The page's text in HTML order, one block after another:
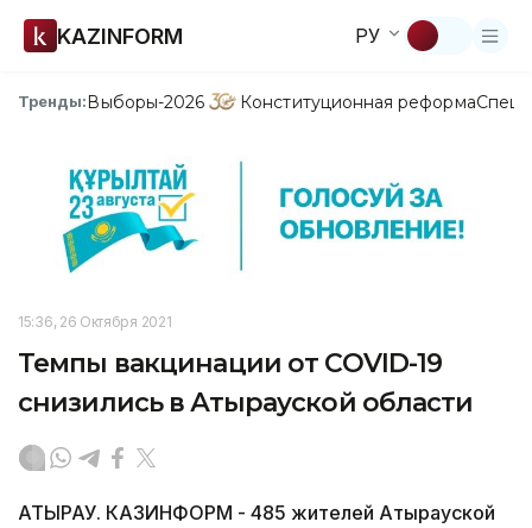
KAZINFORM РУ
Тренды:Выборы-2026 Конституционная реформа
15:36, 26 Октября 2021
Темпы вакцинации от COVID-19
снизились в Атырауской области
АТЫРАУ. КАЗИНФОРМ - 485 жителей Атырауской